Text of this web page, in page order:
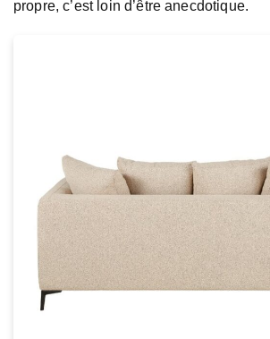
propre, c’est loin d’être anecdotique.